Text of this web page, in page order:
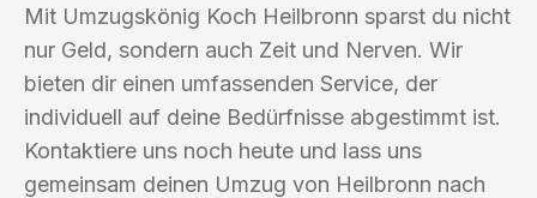
Mit Umzugskönig Koch Heilbronn sparst du nicht
nur Geld, sondern auch Zeit und Nerven. Wir
bieten dir einen umfassenden Service, der
individuell auf deine Bedürfnisse abgestimmt ist.
Kontaktiere uns noch heute und lass uns
gemeinsam deinen Umzug von Heilbronn nach